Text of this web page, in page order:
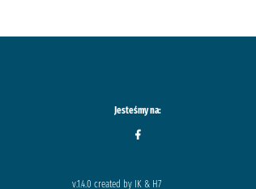
Jesteśmy na:
v.1.4.0 created by IK & H7